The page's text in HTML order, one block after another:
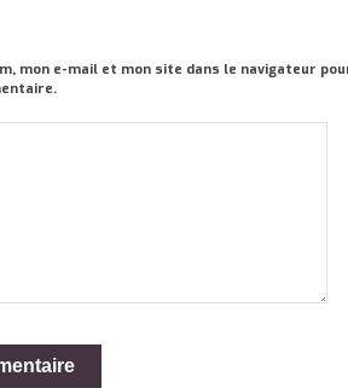
mon e-mail et mon site dans le navigateur